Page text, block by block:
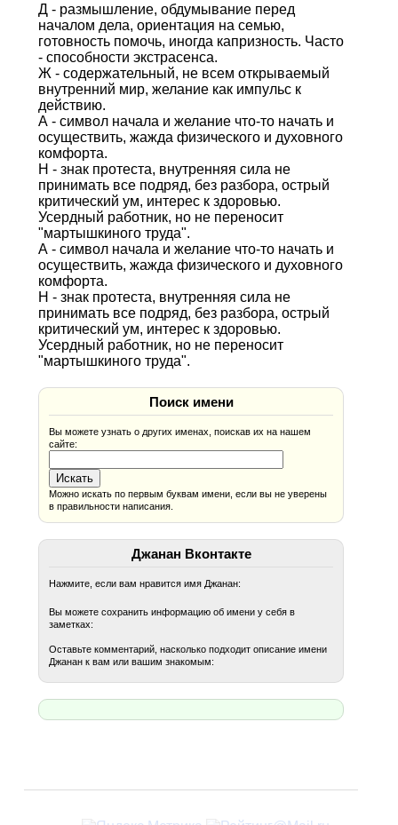
Д - размышление, обдумывание перед
началом дела, ориентация на семью,
готовность помочь, иногда капризность. Часто
- способности экстрасенса.
Ж - содержательный, не всем открываемый
внутренний мир, желание как импульс к
действию.
А - символ начала и желание что-то начать и
осуществить, жажда физического и духовного
комфорта.
Н - знак протеста, внутренняя сила не
принимать все подряд, без разбора, острый
критический ум, интерес к здоровью.
Усердный работник, но не переносит
"мартышкиного труда".
А - символ начала и желание что-то начать и
осуществить, жажда физического и духовного
комфорта.
Н - знак протеста, внутренняя сила не
принимать все подряд, без разбора, острый
критический ум, интерес к здоровью.
Усердный работник, но не переносит
"мартышкиного труда".
Поиск имени
Вы можете узнать о других именах, поискав их на нашем
сайте:
Можно искать по первым буквам имени, если вы не уверены
в правильности написания.
Джанан Вконтакте
Нажмите, если вам нравится имя Джанан:
Вы можете сохранить информацию об имени у себя в
заметках:
Оставьте комментарий, насколько подходит описание имени
Джанан к вам или вашим знакомым: